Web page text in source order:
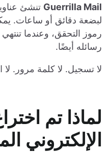
Guerrilla Mail تنشئ
لبضعة دقائق أو ساعات.
رموز التحقق، وعندما
رسائله أيضًا.
لا تسجيل. لا كلمة مرور. لا
لماذا تم
الإلكتروني